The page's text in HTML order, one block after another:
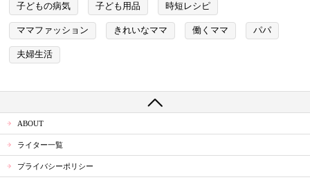
子どもの病気 子ども用品 時短レシピ
ママファッション きれいなママ 働くママ パパ
夫婦生活
ABOUT
ライター一覧
プライバシーポリシー